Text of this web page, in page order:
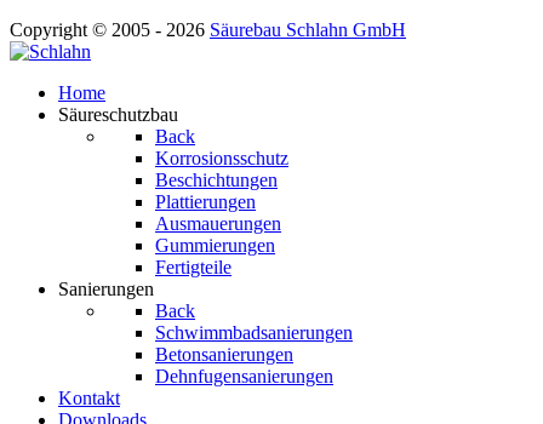
Copyright © 2005 - 2026 Säurebau Schlahn GmbH
Home
Säureschutzbau
Back
Korrosionsschutz
Beschichtungen
Plattierungen
Ausmauerungen
Gummierungen
Fertigteile
Sanierungen
Back
Schwimmbadsanierungen
Betonsanierungen
Dehnfugensanierungen
Kontakt
Downloads